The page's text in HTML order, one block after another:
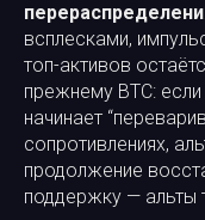
всплесками,
топ-активов
прежнему BTC:
начинает
сопротивлениях,
продолжение
поддержку — альты